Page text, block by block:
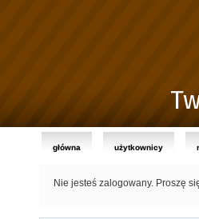
główna użytkownicy
Nie jesteś zalogowany. Proszę